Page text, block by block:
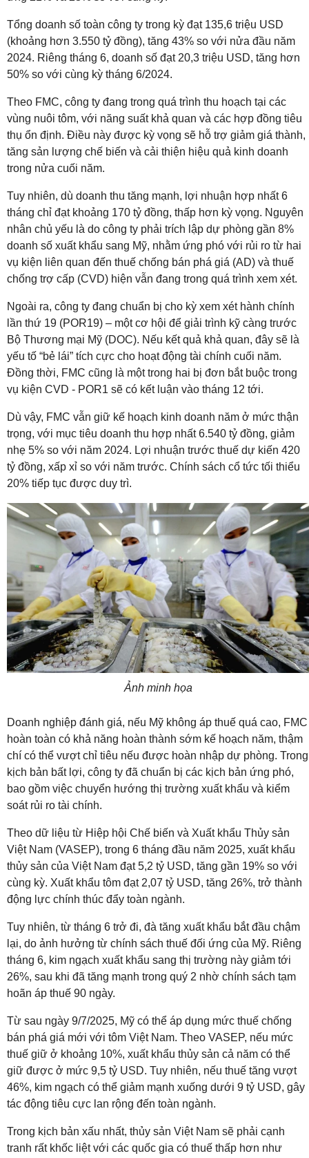
Tổng doanh số toàn công ty trong kỳ đạt 135,6 triệu USD
(khoảng hơn 3.550 tỷ đồng), tăng 43% so với nửa đầu năm
2024. Riêng tháng 6, doanh số đạt 20,3 triệu USD, tăng hơn
50% so với cùng kỳ tháng 6/2024.
Theo FMC, công ty đang trong quá trình thu hoạch tại các
vùng nuôi tôm, với năng suất khả quan và các hợp đồng tiêu
thụ ổn định. Điều này được kỳ vọng sẽ hỗ trợ giảm giá thành,
tăng sản lượng chế biến và cải thiện hiệu quả kinh doanh
trong nửa cuối năm.
Tuy nhiên, dù doanh thu tăng mạnh, lợi nhuận hợp nhất 6
tháng chỉ đạt khoảng 170 tỷ đồng, thấp hơn kỳ vọng. Nguyên
nhân chủ yếu là do công ty phải trích lập dự phòng gần 8%
doanh số xuất khẩu sang Mỹ, nhằm ứng phó với rủi ro từ hai
vụ kiện liên quan đến thuế chống bán phá giá (AD) và thuế
chống trợ cấp (CVD) hiện vẫn đang trong quá trình xem xét.
Ngoài ra, công ty đang chuẩn bị cho kỳ xem xét hành chính
lần thứ 19 (POR19) – một cơ hội để giải trình kỹ càng trước
Bộ Thương mại Mỹ (DOC). Nếu kết quả khả quan, đây sẽ là
yếu tố “bẻ lái” tích cực cho hoạt động tài chính cuối năm.
Đồng thời, FMC cũng là một trong hai bị đơn bắt buộc trong
vụ kiện CVD - POR1 sẽ có kết luận vào tháng 12 tới.
Dù vậy, FMC vẫn giữ kế hoạch kinh doanh năm ở mức thận
trọng, với mục tiêu doanh thu hợp nhất 6.540 tỷ đồng, giảm
nhẹ 5% so với năm 2024. Lợi nhuận trước thuế dự kiến 420
tỷ đồng, xấp xỉ so với năm trước. Chính sách cổ tức tối thiểu
20% tiếp tục được duy trì.
Ảnh minh họa
Doanh nghiệp đánh giá, nếu Mỹ không áp thuế quá cao, FMC
hoàn toàn có khả năng hoàn thành sớm kế hoạch năm, thậm
chí có thể vượt chỉ tiêu nếu được hoàn nhập dự phòng. Trong
kịch bản bất lợi, công ty đã chuẩn bị các kịch bản ứng phó,
bao gồm việc chuyển hướng thị trường xuất khẩu và kiểm
soát rủi ro tài chính.
Theo dữ liệu từ Hiệp hội Chế biến và Xuất khẩu Thủy sản
Việt Nam (VASEP), trong 6 tháng đầu năm 2025, xuất khẩu
thủy sản của Việt Nam đạt 5,2 tỷ USD, tăng gần 19% so với
cùng kỳ. Xuất khẩu tôm đạt 2,07 tỷ USD, tăng 26%, trở thành
động lực chính thúc đẩy toàn ngành.
Tuy nhiên, từ tháng 6 trở đi, đà tăng xuất khẩu bắt đầu chậm
lại, do ảnh hưởng từ chính sách thuế đối ứng của Mỹ. Riêng
tháng 6, kim ngạch xuất khẩu sang thị trường này giảm tới
26%, sau khi đã tăng mạnh trong quý 2 nhờ chính sách tạm
hoãn áp thuế 90 ngày.
Từ sau ngày 9/7/2025, Mỹ có thể áp dụng mức thuế chống
bán phá giá mới với tôm Việt Nam. Theo VASEP, nếu mức
thuế giữ ở khoảng 10%, xuất khẩu thủy sản cả năm có thể
giữ được ở mức 9,5 tỷ USD. Tuy nhiên, nếu thuế tăng vượt
46%, kim ngạch có thể giảm mạnh xuống dưới 9 tỷ USD, gây
tác động tiêu cực lan rộng đến toàn ngành.
Trong kịch bản xấu nhất, thủy sản Việt Nam sẽ phải cạnh
tranh rất khốc liệt với các quốc gia có thuế thấp hơn như